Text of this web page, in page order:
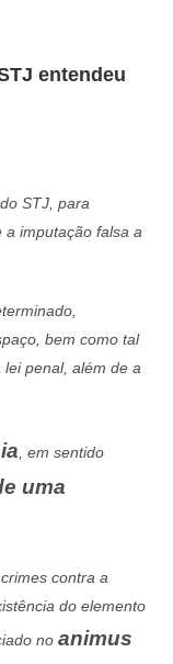
entendeu
STJ, para
imputação falsa a
bem como tal
penal, além de a
, em sentido
uma
contra a
do elemento
noanimus